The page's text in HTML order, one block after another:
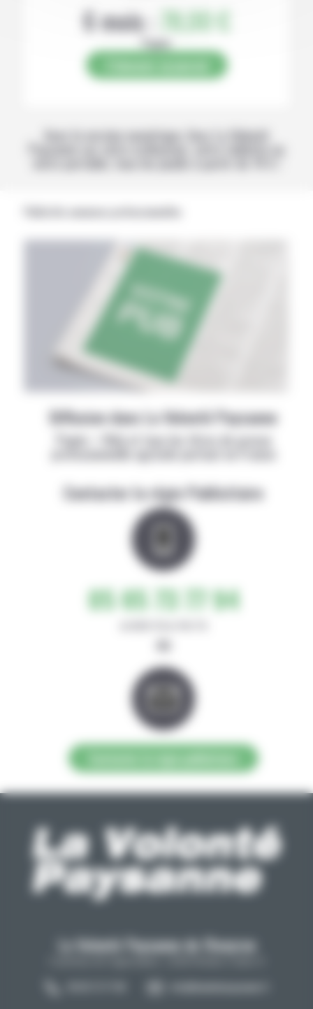
6 mois : 78,00 €
Papier
Avec la version numérique, lisez La Volonté
Paysanne sur votre ordinateur, votre tablette ou
Diffusion dans La Volonté Paysanne
Papier + Web et tous les titres de presse
Contacter la régie Publicitaire
05 65 73 77 94
ou
La Volonté Paysanne de l'Aveyron